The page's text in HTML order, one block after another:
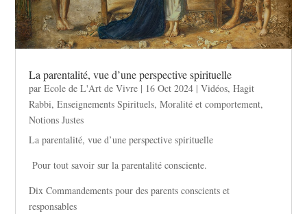
La parentalité, vue d’une perspective spirituelle
parEcole de L'Art de Vivre | 16 Oct 2024 |Vidéos,Hagit
Rabbi,Enseignements Spirituels,Moralité et comportement,
Notions Justes
La parentalité, vue d’une perspective spirituelle
Pour tout savoir sur la parentalité consciente.
Dix Commandements pour des parents conscients et
responsables